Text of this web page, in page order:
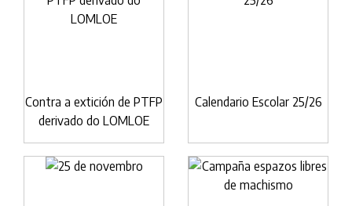
Contra a extición de PTFP
derivado do LOMLOE
Calendario Escolar 25/26